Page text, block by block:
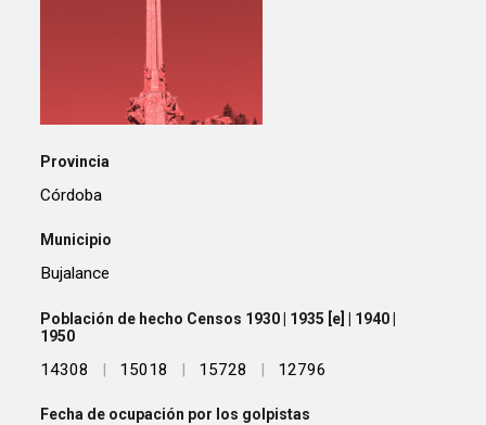
Provincia
Córdoba
Municipio
Bujalance
Población de hecho Censos 1930 | 1935 [e] | 1940 |
1950
14308 | 15018 | 15728 | 12796
Fecha de ocupación por los golpistas